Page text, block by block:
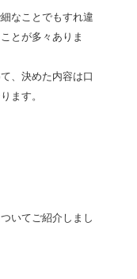
なことでもすれ違
とが多々ありま
、決めた内容は口
ます。
いてご紹介しまし